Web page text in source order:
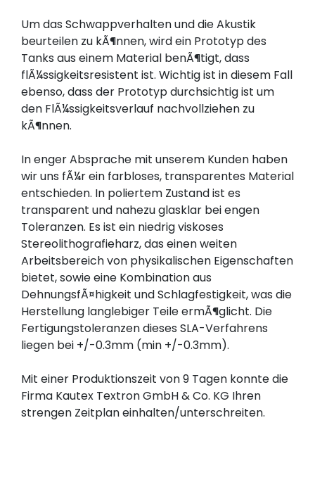
Um das Schwappverhalten und die Akustik
beurteilen zu kÃ¶nnen, wird ein Prototyp des
Tanks aus einem Material benÃ¶tigt, dass
flÃ¼ssigkeitsresistent ist. Wichtig ist in diesem Fall
ebenso, dass der Prototyp durchsichtig ist um
den FlÃ¼ssigkeitsverlauf nachvollziehen zu
kÃ¶nnen.
In enger Absprache mit unserem Kunden haben
wir uns fÃ¼r ein farbloses, transparentes Material
entschieden. In poliertem Zustand ist es
transparent und nahezu glasklar bei engen
Toleranzen. Es ist ein niedrig viskoses
Stereolithografieharz, das einen weiten
Arbeitsbereich von physikalischen Eigenschaften
bietet, sowie eine Kombination aus
DehnungsfÃ¤higkeit und Schlagfestigkeit, was die
Herstellung langlebiger Teile ermÃ¶glicht. Die
Fertigungstoleranzen dieses SLA-Verfahrens
liegen bei +/-0.3mm (min +/-0.3mm).
Mit einer Produktionszeit von 9 Tagen konnte die
Firma Kautex Textron GmbH & Co. KG Ihren
strengen Zeitplan einhalten/unterschreiten.